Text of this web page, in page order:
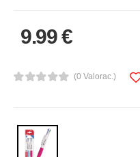
9.99 €
(0 Valorac.)